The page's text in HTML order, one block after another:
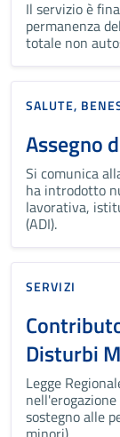
Il servizio è
permanenza
totale non
SALUTE,
Assegno
Si comunica
ha introdotto
lavorativa,
(ADI).
SERVIZI
Disturbi
Legge
sostegno alle